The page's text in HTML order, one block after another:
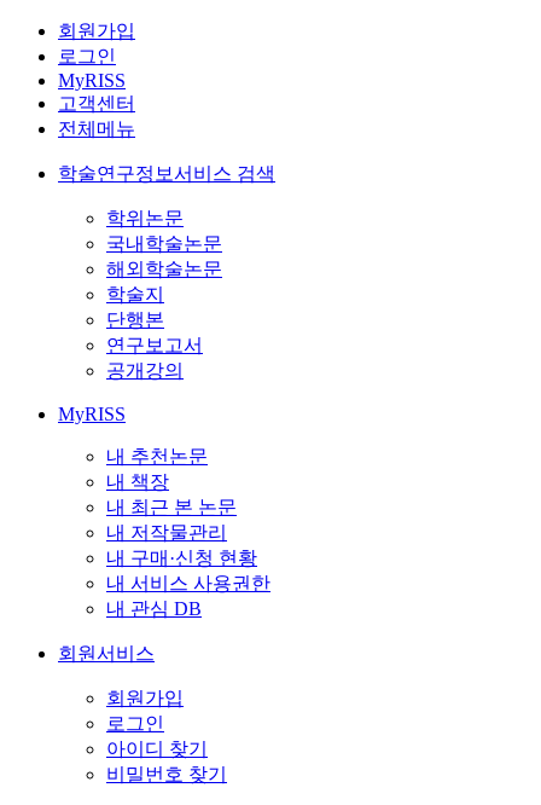
회원가입
로그인
MyRISS
고객센터
전체메뉴
학술연구정보서비스 검색
학위논문
국내학술논문
해외학술논문
학술지
단행본
연구보고서
공개강의
MyRISS
내 추천논문
내 책장
내 최근 본 논문
내 저작물관리
내 구매·신청 현황
내 서비스 사용권한
내 관심 DB
회원서비스
회원가입
로그인
아이디 찾기
비밀번호 찾기